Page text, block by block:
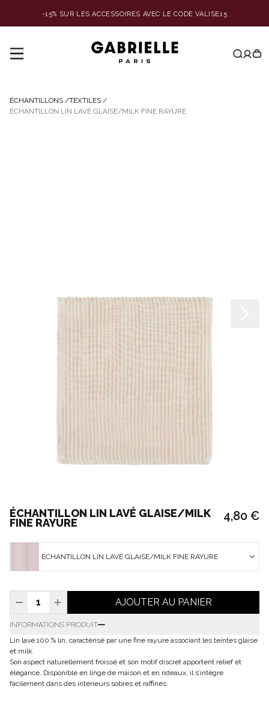
-15% SUR LES ACCESSOIRES AVEC LE CODE VALISE15
ÉCHANTILLONS /TEXTILES /
ÉCHANTILLON LIN LAVÉ GLAISE/MILK FINE RAYURE
ÉCHANTILLON LIN LAVÉ GLAISE/MILK
FINE RAYURE 4,80 €
ÉCHANTILLON LIN LAVÉ GLAISE/MILK FINE RAYURE
AJOUTER AU PANIER
INFORMATIONS PRODUIT
Lin lavé 100 % lin, caractérisé par une fine rayure associant les teintes glaise
et milk.
Son aspect naturellement froissé et son motif discret apportent relief et
élégance. Disponible en linge de maison et en rideaux, il s’intègre
facilement dans des intérieurs sobres et raffinés.